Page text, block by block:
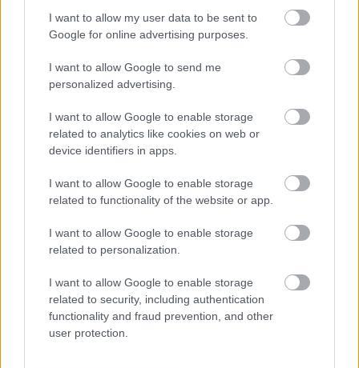
I want to allow my user data to be sent to
Google for online advertising purposes.
I want to allow Google to send me
personalized advertising.
I want to allow Google to enable storage
related to analytics like cookies on web or
device identifiers in apps.
I want to allow Google to enable storage
related to functionality of the website or app.
I want to allow Google to enable storage
related to personalization.
I want to allow Google to enable storage
related to security, including authentication
functionality and fraud prevention, and other
user protection.
tájékoztatást adnak a pályázatokról, valamint
fejlesztési lehetőségeiről is!
Címkék:napelem napenergia környezetbarát
fenntarthatóság megújuló energia
Ajánlott bejegyzések:
Ég a világ! Mit lehet tenni?